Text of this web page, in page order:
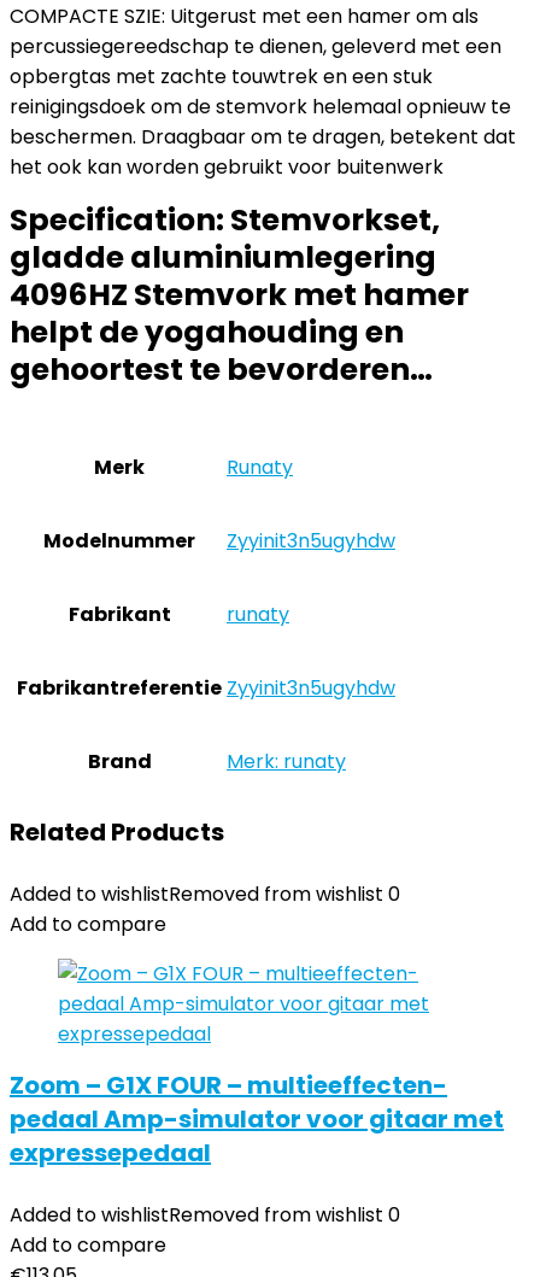
COMPACTE SZIE: Uitgerust met een hamer om als
percussiegereedschap te dienen, geleverd met een
opbergtas met zachte touwtrek en een stuk
reinigingsdoek om de stemvork helemaal opnieuw te
beschermen. Draagbaar om te dragen, betekent dat
het ook kan worden gebruikt voor buitenwerk
Specification: Stemvorkset,
gladde aluminiumlegering
4096HZ Stemvork met hamer
helpt de yogahouding en
gehoortest te bevorderen…
Merk ‎Runaty
Modelnummer ‎Zyyinit3n5ugyhdw
Fabrikant ‎runaty
Fabrikantreferentie ‎Zyyinit3n5ugyhdw
Brand Merk: runaty
Related Products
Added to wishlistRemoved from wishlist 0
Add to compare
Zoom – G1X FOUR – multieeffecten-
pedaal Amp-simulator voor gitaar met
expressepedaal
Added to wishlistRemoved from wishlist 0
Add to compare